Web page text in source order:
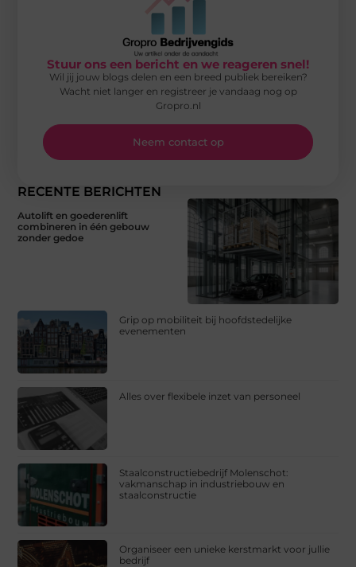
RECENTE BERICHTEN
Autolift en goederenlift
combineren in één gebouw
zonder gedoe
Grip op mobiliteit bij hoofdstedelijke
evenementen
Alles over flexibele inzet van personeel
Staalconstructiebedrijf Molenschot:
vakmanschap in industriebouw en
staalconstructie
Organiseer een unieke kerstmarkt voor jullie
bedrijf
Stuur ons een bericht en we reageren snel!
Wil jij jouw blogs delen en een breed publiek bereiken?
Wacht niet langer en registreer je vandaag nog op
Gropro.nl
Neem contact op